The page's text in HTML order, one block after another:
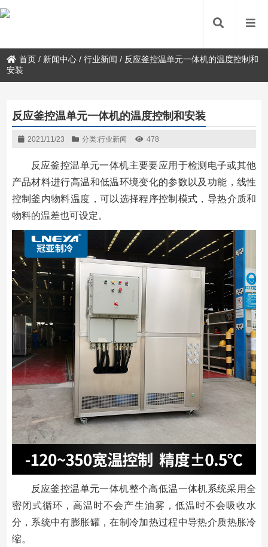
首页 / 新闻中心 /行业新闻 / 反应釜控温单元一体机的温度控制和
安装
反应釜控温单元一体机的温度控制和安装
2021/11/23 分类:行业新闻 478
反应釜控温单元一体机主要要应用于检测电子或其他
产品材料进行高温和低温环境变化的参数以及功能，线性
控制釜内物料温度，可以选择程序控制模式，导热介质和
物料的温差也可设定。
反应釜控温单元一体机整个高低温一体机系统采用全
密闭式循环，高温时不会产生油雾，低温时不会吸收水
分，系统中有膨胀罐，在制冷加热过程中导热介质热胀冷
缩。